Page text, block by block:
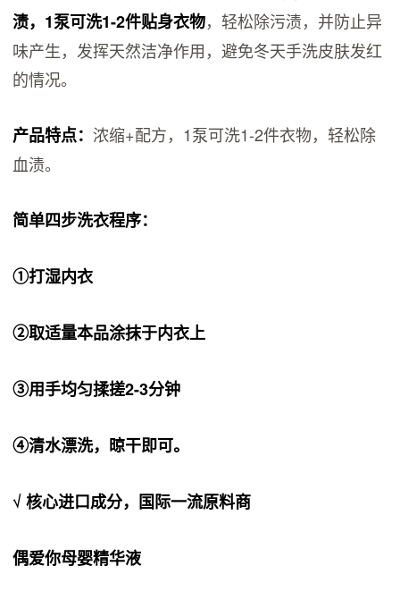
渍，1泵可洗1-2件贴身衣物，轻松除污渍，并防止异
味产生，发挥天然洁净作用，避免冬天手洗皮肤发红
的情况。
产品特点： 浓缩+配方，1泵可洗1-2件衣物，轻松除
血渍。
简单四步洗衣程序：
①打湿内衣
②取适量本品涂抹于内衣上
③用手均匀揉搓2-3分钟
④清水漂洗，晾干即可。
√ 核心进口成分，国际一流原料商
偶爱你母婴精华液